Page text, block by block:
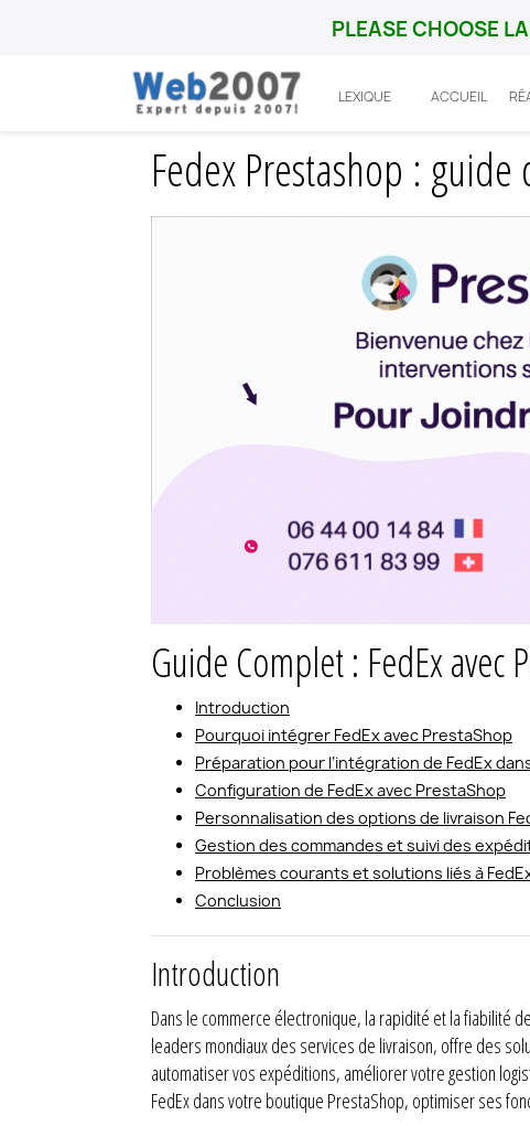
PLEASE CHOOSE
LEXIQUE ACCUEIL
Accueil Prestashop
Fedex Prestashop :
Guide Complet : FedEx avec
Introduction
Pourquoi intégrer FedEx avec PrestaShop
Préparation pour l’intégration de FedEx
Configuration de FedEx avec PrestaShop
Personnalisation des options de livraison
Gestion des commandes et suivi des
Problèmes courants et solutions liés à
Conclusion
Introduction
Dans le commerce électronique, la rapidité et la fiabilité
leaders mondiaux des services de livraison, offre des
automatiser vos expéditions, améliorer votre gestion
FedEx dans votre boutique PrestaShop, optimiser ses